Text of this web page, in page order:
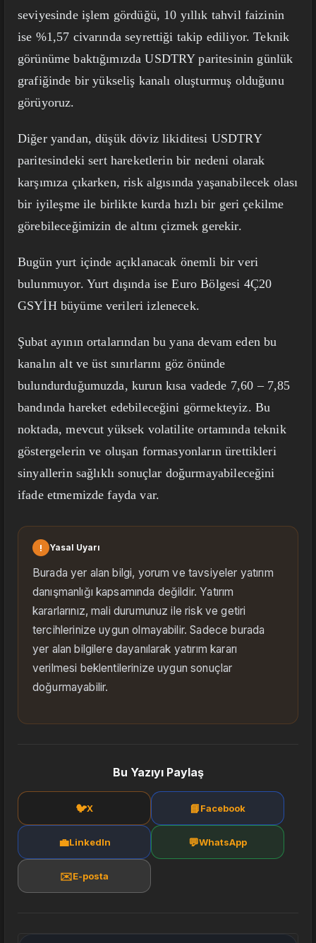
seviyesinde işlem gördüğü, 10 yıllık tahvil faizinin
ise %1,57 civarında seyrettiği takip ediliyor. Teknik
görünüme baktığımızda USDTRY paritesinin günlük
grafiğinde bir yükseliş kanalı oluşturmuş olduğunu
görüyoruz.
Diğer yandan, düşük döviz likiditesi USDTRY
paritesindeki sert hareketlerin bir nedeni olarak
karşımıza çıkarken, risk algısında yaşanabilecek olası
bir iyileşme ile birlikte kurda hızlı bir geri çekilme
görebileceğimizin de altını çizmek gerekir.
Bugün yurt içinde açıklanacak önemli bir veri
bulunmuyor. Yurt dışında ise Euro Bölgesi 4Ç20
GSYİH büyüme verileri izlenecek.
Şubat ayının ortalarından bu yana devam eden bu
kanalın alt ve üst sınırlarını göz önünde
bulundurduğumuzda, kurun kısa vadede 7,60 – 7,85
bandında hareket edebileceğini görmekteyiz. Bu
noktada, mevcut yüksek volatilite ortamında teknik
göstergelerin ve oluşan formasyonların ürettikleri
sinyallerin sağlıklı sonuçlar doğurmayabileceğini
ifade etmemizde fayda var.
! Yasal Uyarı
Burada yer alan bilgi, yorum ve tavsiyeler yatırım
danışmanlığı kapsamında değildir. Yatırım
kararlarınız, mali durumunuz ile risk ve getiri
tercihlerinize uygun olmayabilir. Sadece burada
yer alan bilgilere dayanılarak yatırım kararı
verilmesi beklentilerinize uygun sonuçlar
doğurmayabilir.
Bu Yazıyı Paylaş
🐦X 📘Facebook
💼LinkedIn 💬WhatsApp
✉️E-posta